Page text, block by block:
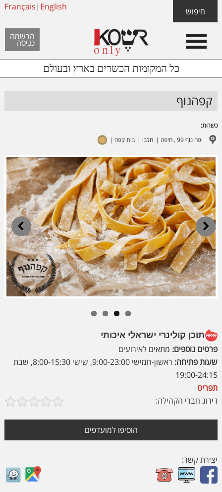
כל המקומות הכשרים בארץ ובעולם
Skip
links
content
footer
הרשמה
כניסה
Français| English חיפוש
Header
Left
קפהנוף
כשרות:
יפה נוף 99 , חיפה
חלבי בית קפה
Next
תוכן קולינרי ישראלי איכותי
פרטים נוספים: מתאים לאירועים
שעות פתיחה:
ראשון-חמישי 9:00-23:00, שישי 8:00-15:30, שבת
19:00-24:15
תפריט
דירוג חברי הקהילה:
הוסיפו למועדפים
יצירת קשר: